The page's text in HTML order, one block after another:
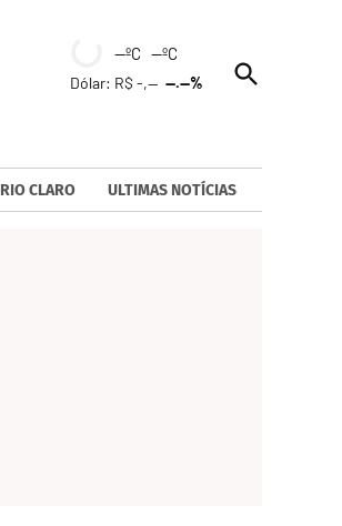
--ºC --ºC
Dólar: R$ -,----.--%
Open
Search
RIO CLARO ULTIMAS NOTÍCIAS